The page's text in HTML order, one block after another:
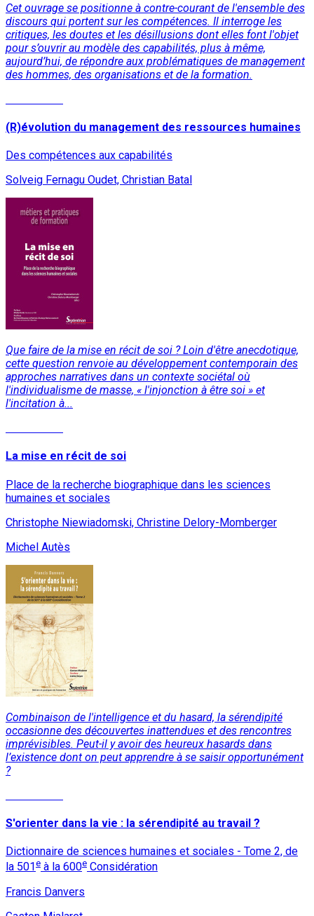
Cet ouvrage se positionne à contre-courant de l'ensemble des
discours qui portent sur les compétences. Il interroge les
critiques, les doutes et les désillusions dont elles font l'objet
pour s’ouvrir au modèle des capabilités, plus à même,
aujourd’hui, de répondre aux problématiques de management
des hommes, des organisations et de la formation.
(R)évolution du management des ressources humaines
Des compétences aux capabilités
Solveig Fernagu Oudet, Christian Batal
Que faire de la mise en récit de soi ? Loin d'être anecdotique,
cette question renvoie au développement contemporain des
approches narratives dans un contexte sociétal où
l'individualisme de masse, « l'injonction à être soi » et
l'incitation à...
La mise en récit de soi
Place de la recherche biographique dans les sciences
humaines et sociales
Christophe Niewiadomski, Christine Delory-Momberger
Michel Autès
Combinaison de l'intelligence et du hasard, la sérendipité
occasionne des découvertes inattendues et des rencontres
imprévisibles. Peut-il y avoir des heureux hasards dans
l’existence dont on peut apprendre à se saisir opportunément
?
S'orienter dans la vie : la sérendipité au travail ?
Dictionnaire de sciences humaines et sociales - Tome 2, de
la 501 e à la 600e Considération
Francis Danvers